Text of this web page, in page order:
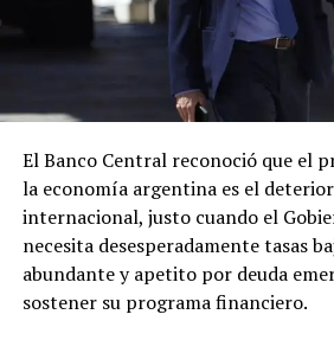
El Banco Central reconoció que el
la economía argentina es el
internacional, justo cuando el
necesita desesperadamente tasas
abundante y apetito por deuda
sostener su programa financiero.